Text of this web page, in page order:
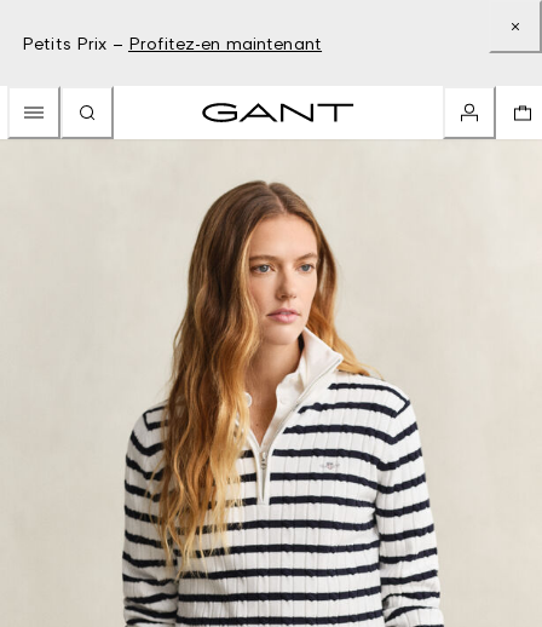
Petits Prix – Profitez-en maintenant